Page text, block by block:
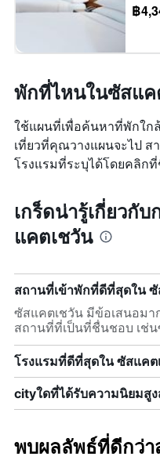
฿
พักที่ไหนในซัสแค
ใช้แผนที่เพื่อค้นหาที่พักใก
เที่ยวที่คุณวางแผนจะไป ส
โรงแรมที่ระบุได้โดยคลิก
เกร็ดน่ารู้เกี่ยวกั
แคตเชวัน
สถานที่เข้าพักที่ดีที่สุดใน
ซัสแคตเชวัน มีข้อเสนอมา
สถานที่ที่เป็นที่ชื่นชอบ เช่น
โรงแรมที่ดีที่สุดใน ซัสแค
cityใดที่ได้รับความนิยมสู
พบผลลัพธ์ที่ดีกว่า